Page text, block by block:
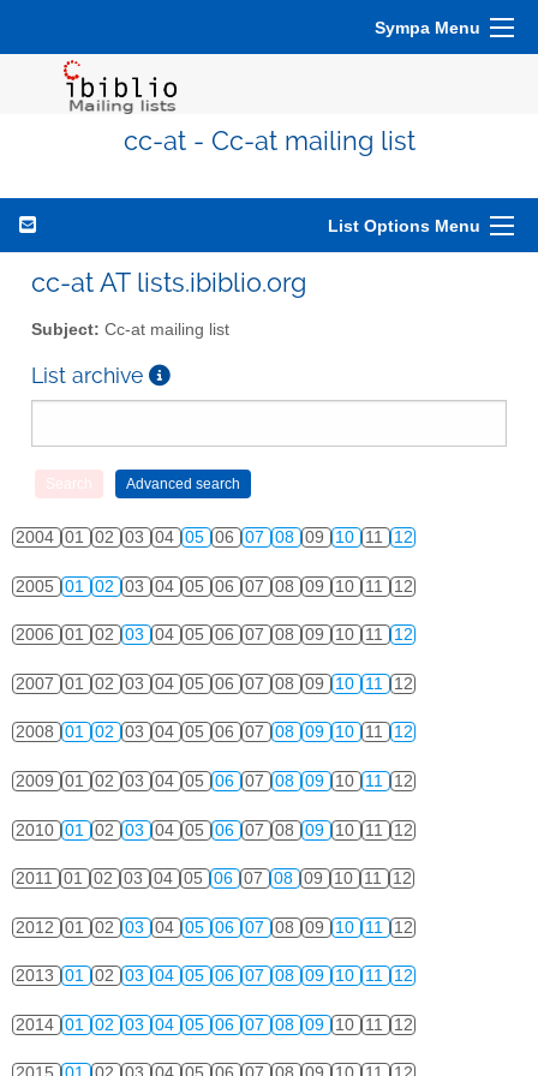
Sympa Menu
cc-at - Cc-at mailing list
List Options Menu
cc-at AT lists.ibiblio.org
Subject: Cc-at mailing list
List archive
2004 01 02 03 04 05 06 07 08 09 10 11 12
2005 01 02 03 04 05 06 07 08 09 10 11 12
2006 01 02 03 04 05 06 07 08 09 10 11 12
2007 01 02 03 04 05 06 07 08 09 10 11 12
2008 01 02 03 04 05 06 07 08 09 10 11 12
2009 01 02 03 04 05 06 07 08 09 10 11 12
2010 01 02 03 04 05 06 07 08 09 10 11 12
2011 01 02 03 04 05 06 07 08 09 10 11 12
2012 01 02 03 04 05 06 07 08 09 10 11 12
2013 01 02 03 04 05 06 07 08 09 10 11 12
2014 01 02 03 04 05 06 07 08 09 10 11 12